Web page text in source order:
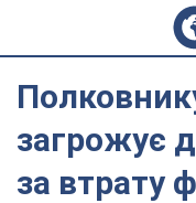
загрожує
за втрату